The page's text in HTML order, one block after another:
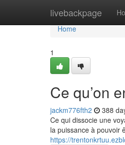
livebackpage
Home
Home
1
Ce qu’on
jackm776fth2 388
Ce qui dissocie une
la puissance à pouvoir
https://